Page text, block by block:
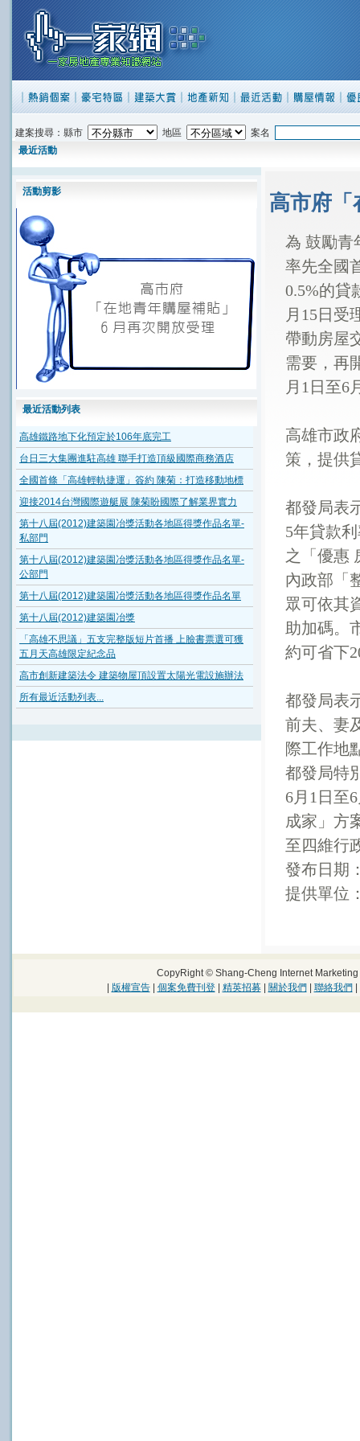
建案搜尋：縣市 地區
案名
最近活動
活動剪影
最近活動列表
高雄鐵路地下化預定於106年底完工
台日三大集團進駐高雄 聯手打造頂級國際商務酒店
全國首條「高雄輕軌捷運」簽約 陳菊：打造移動地標
迎接2014台灣國際遊艇展 陳菊盼國際了解業界實力
第十八屆(2012)建築園冶獎活動各地區得獎作品名單-
私部門
第十八屆(2012)建築園冶獎活動各地區得獎作品名單-
公部門
第十八屆(2012)建築園冶獎活動各地區得獎作品名單
第十八屆(2012)建築園冶獎
「高雄不思議」五支完整版短片首播 上臉書票選可獲
五月天高雄限定紀念品
高市創新建築法令 建築物屋頂設置太陽光電設施辦法
所有最近活動列表...
高市府「
為 鼓勵青
率先全國
0.5%的貸
月 15日受
帶動房屋
需要，再
月 1 日至6
高雄市政
策，提供
都發局表
5年貸款
之「優惠
內政部「
眾可依其
助加碼。
約可省下
都發局表
前夫、妻
際工作地
都發局特
6月 1 日至6
成家」方
至四維行
發布日期
提供單位
CopyRight © Shang-Cheng Internet
版權宣告| 個案免費刊登| 精英招募| 關於我們 聯絡我們